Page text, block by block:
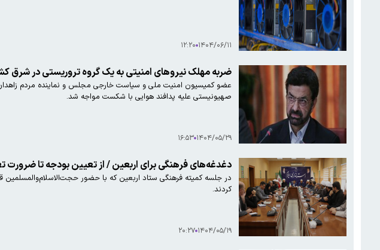
۱۴۰۴/۰۶/۱۱ ۱۲:۲۰
ضربه مهلک نیروهای امنیتی به یک گروه تروریستی در شرق
عضو کمیسیون امنیت ملی و سیاست خارجی مجلس و نماینده مردم زاهدان
صهیونیستی علیه پدافند هوایی با شکست مواجه شد.
۱۴۰۴/۰۵/۲۹ ۱۶:۵۳
دغدغه‌های فرهنگی برای اربعین / از تعیین بودجه تا ضرورت
در جلسه کمیته فرهنگی ستاد اربعین که با حضور حجت‌الاسلام‌والمسلمین
کردند.
۱۴۰۴/۰۵/۱۹ ۲۰:۲۷